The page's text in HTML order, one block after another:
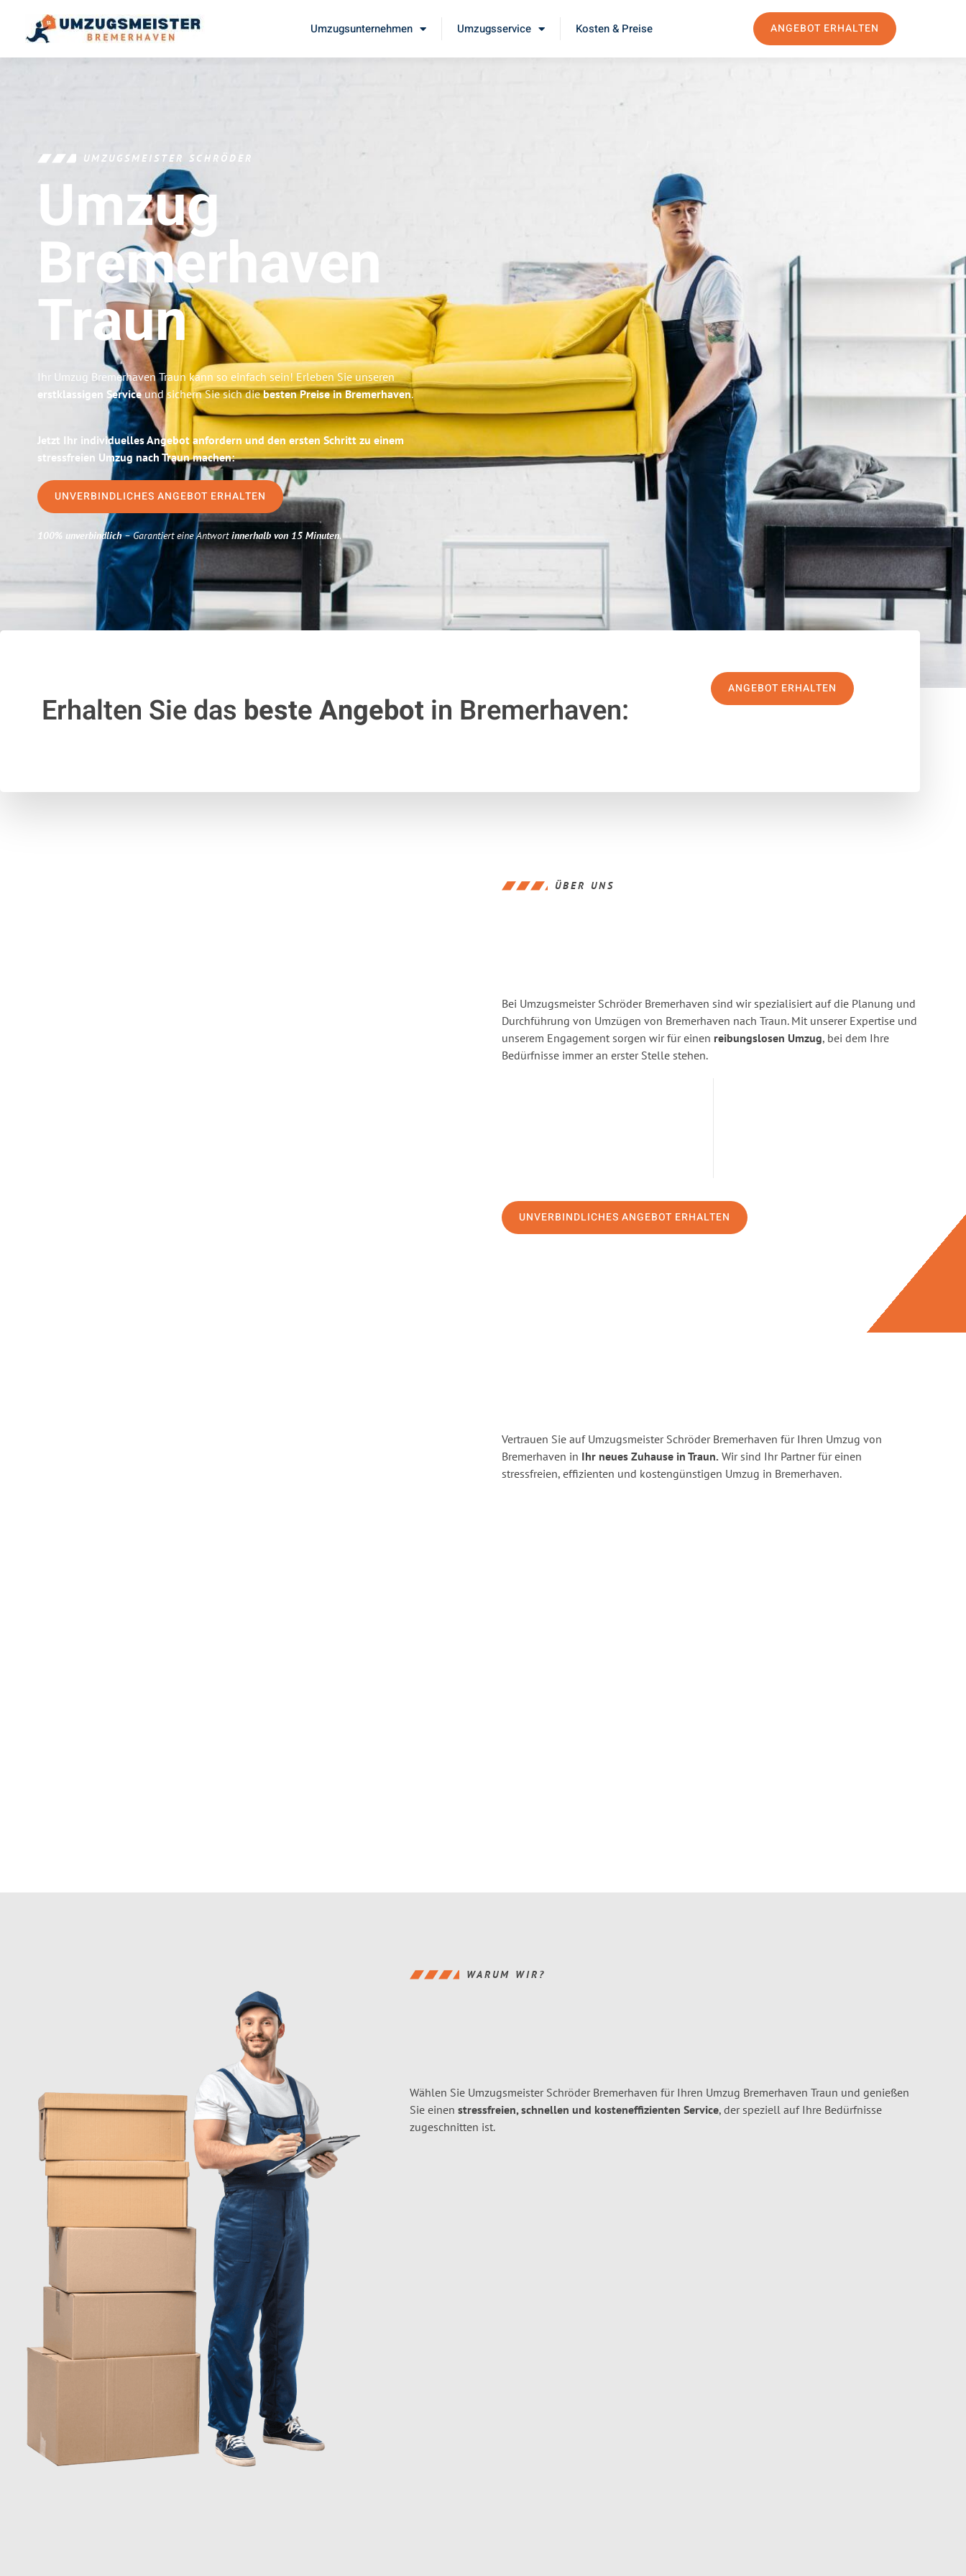
Umzugsunternehmen Umzugsservice Kosten & Preise ANGEBOT ERHALTEN
UMZUGSMEISTER SCHRÖDER
Umzug
Bremerhaven
Traun
Ihr Umzug Bremerhaven Traun kann so einfach sein! Erleben Sie unseren
erstklassigen Serviceund sichern Sie sich diebesten Preise in Bremerhaven.
Jetzt Ihr individuelles Angebot anfordern und den ersten Schritt zu einem
stressfreien Umzug nach Traun machen:
UNVERBINDLICHES ANGEBOT ERHALTEN
100% unverbindlich– Garantiert eine Antwortinnerhalb von 15 Minuten.
Erhalten Sie das beste Angebotin Bremerhaven:
ANGEBOT ERHALTEN
ÜBER UNS
Bei Umzugsmeister Schröder Bremerhaven sind wir spezialisiert auf die Planung und
Durchführung von Umzügen von Bremerhaven nach Traun. Mit unserer Expertise und
unserem Engagement sorgen wir für einen reibungslosen Umzug, bei dem Ihre
Bedürfnisse immer an erster Stelle stehen.
UNVERBINDLICHES ANGEBOT ERHALTEN
Vertrauen Sie auf Umzugsmeister Schröder Bremerhaven für Ihren Umzug von
Bremerhaven in Ihr neues Zuhause in Traun. Wir sind Ihr Partner für einen
stressfreien, effizienten und kostengünstigen Umzug in Bremerhaven.
WARUM WIR?
Wählen Sie Umzugsmeister Schröder Bremerhaven für Ihren Umzug Bremerhaven Traun und genießen
Sie einen stressfreien, schnellen und kosteneffizienten Service, der speziell auf Ihre Bedürfnisse
zugeschnitten ist.